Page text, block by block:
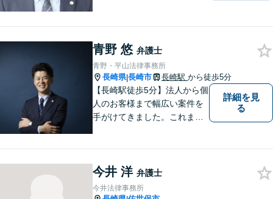
青野 悠 弁護士
青野・平山法律事務所
長崎県|長崎市 長崎駅 から徒歩5分
【長崎駅徒歩5分】法人から個
人のお客様まで幅広い案件を
手がけてきました。これまで
詳細を見
る
今井 洋 弁護士
今井法律事務所